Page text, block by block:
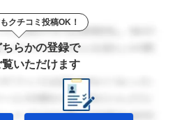
クチコミ投稿OK！
ちらかの登録で
いただけます